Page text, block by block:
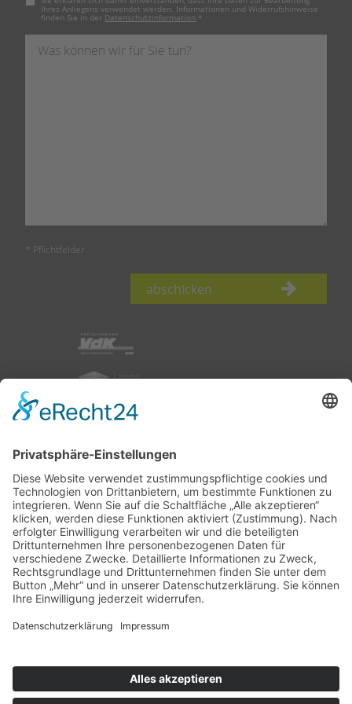
Ihres Anliegens verwendet werden. Informationen und Widerrufshinweise
finden Sie in der Datenschutzinformation. *
* Pflichtfelder
abschicken
nach oben
Impressum|Datenschutz